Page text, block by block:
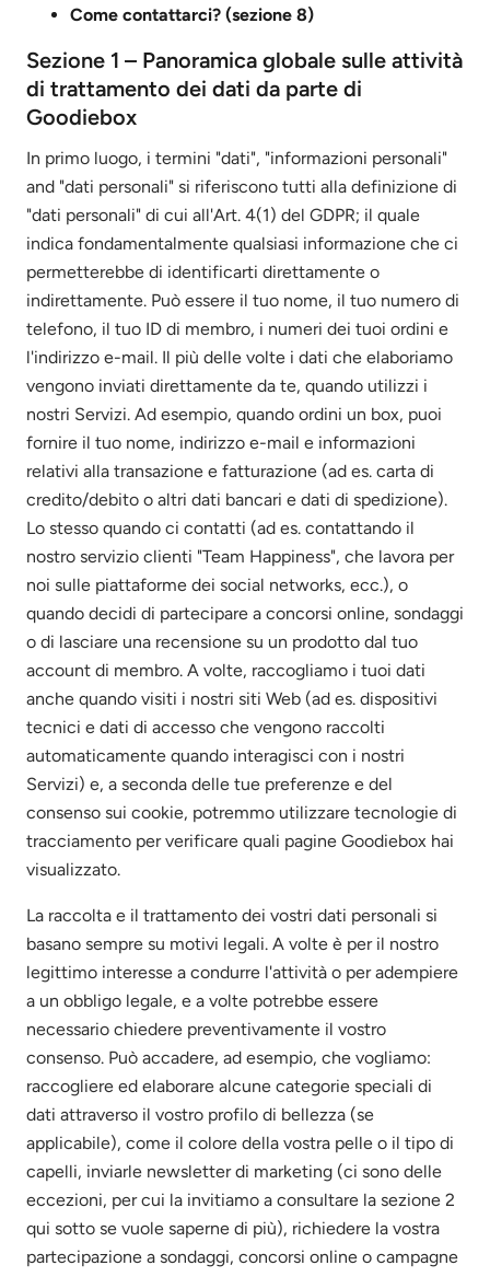
Come contattarci? (sezione 8)
Sezione 1 – Panoramica globale sulle attività
di trattamento dei dati da parte di
Goodiebox
In primo luogo, i termini "dati", "informazioni personali"
and "dati personali" si riferiscono tutti alla definizione di
"dati personali" di cui all'Art. 4(1) del GDPR; il quale
indica fondamentalmente qualsiasi informazione che ci
permetterebbe di identificarti direttamente o
indirettamente. Può essere il tuo nome, il tuo numero di
telefono, il tuo ID di membro, i numeri dei tuoi ordini e
l'indirizzo e-mail. Il più delle volte i dati che elaboriamo
vengono inviati direttamente da te, quando utilizzi i
nostri Servizi. Ad esempio, quando ordini un box, puoi
fornire il tuo nome, indirizzo e-mail e informazioni
relativi alla transazione e fatturazione (ad es. carta di
credito/debito o altri dati bancari e dati di spedizione).
Lo stesso quando ci contatti (ad es. contattando il
nostro servizio clienti "Team Happiness", che lavora per
noi sulle piattaforme dei social networks, ecc.), o
quando decidi di partecipare a concorsi online, sondaggi
o di lasciare una recensione su un prodotto dal tuo
account di membro. A volte, raccogliamo i tuoi dati
anche quando visiti i nostri siti Web (ad es. dispositivi
tecnici e dati di accesso che vengono raccolti
automaticamente quando interagisci con i nostri
Servizi) e, a seconda delle tue preferenze e del
consenso sui cookie, potremmo utilizzare tecnologie di
tracciamento per verificare quali pagine Goodiebox hai
visualizzato.
La raccolta e il trattamento dei vostri dati personali si
basano sempre su motivi legali. A volte è per il nostro
legittimo interesse a condurre l'attività o per adempiere
a un obbligo legale, e a volte potrebbe essere
necessario chiedere preventivamente il vostro
consenso. Può accadere, ad esempio, che vogliamo:
raccogliere ed elaborare alcune categorie speciali di
dati attraverso il vostro profilo di bellezza (se
applicabile), come il colore della vostra pelle o il tipo di
capelli, inviarle newsletter di marketing (ci sono delle
eccezioni, per cui la invitiamo a consultare la sezione 2
qui sotto se vuole saperne di più), richiedere la vostra
partecipazione a sondaggi, concorsi online o campagne